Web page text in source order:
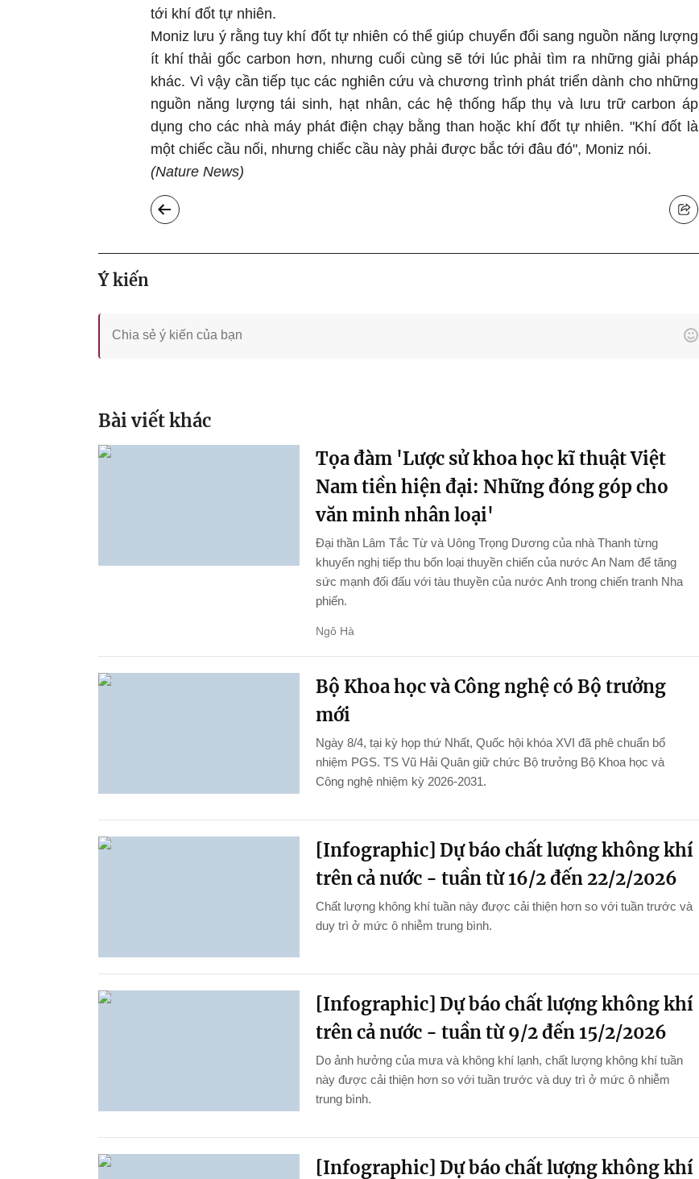
tới khí đốt tự nhiên.
Moniz lưu ý rằng tuy khí đốt tự nhiên có thể giúp chuyển đổi sang nguồn năng lượng
ít khí thải gốc carbon hơn, nhưng cuối cùng sẽ tới lúc phải tìm ra những giải pháp
khác. Vì vậy cần tiếp tục các nghiên cứu và chương trình phát triển dành cho những
nguồn năng lượng tái sinh, hạt nhân, các hệ thống hấp thụ và lưu trữ carbon áp
dụng cho các nhà máy phát điện chạy bằng than hoặc khí đốt tự nhiên. "Khí đốt là
một chiếc cầu nối, nhưng chiếc cầu này phải được bắc tới đâu đó", Moniz nói.
(Nature News)
Ý kiến
Bài viết khác
Tọa đàm 'Lược sử khoa học kĩ thuật Việt
Nam tiền hiện đại: Những đóng góp cho
văn minh nhân loại'
Đại thần Lâm Tắc Từ và Uông Trọng Dương của nhà Thanh từng
khuyến nghị tiếp thu bốn loại thuyền chiến của nước An Nam để tăng
sức mạnh đối đấu với tàu thuyền của nước Anh trong chiến tranh Nha
phiến.
Ngô Hà
Bộ Khoa học và Công nghệ có Bộ trưởng
mới
Ngày 8/4, tại kỳ họp thứ Nhất, Quốc hội khóa XVI đã phê chuẩn bổ
nhiệm PGS. TS Vũ Hải Quân giữ chức Bộ trưởng Bộ Khoa học và
Công nghệ nhiệm kỳ 2026-2031.
[Infographic] Dự báo chất lượng không khí
trên cả nước - tuần từ 16/2 đến 22/2/2026
Chất lượng không khí tuần này được cải thiện hơn so với tuần trước và
duy trì ở mức ô nhiễm trung bình.
[Infographic] Dự báo chất lượng không khí
trên cả nước - tuần từ 9/2 đến 15/2/2026
Do ảnh hưởng của mưa và không khí lạnh, chất lượng không khí tuần
này được cải thiện hơn so với tuần trước và duy trì ở mức ô nhiễm
trung bình.
[Infographic] Dự báo chất lượng không khí